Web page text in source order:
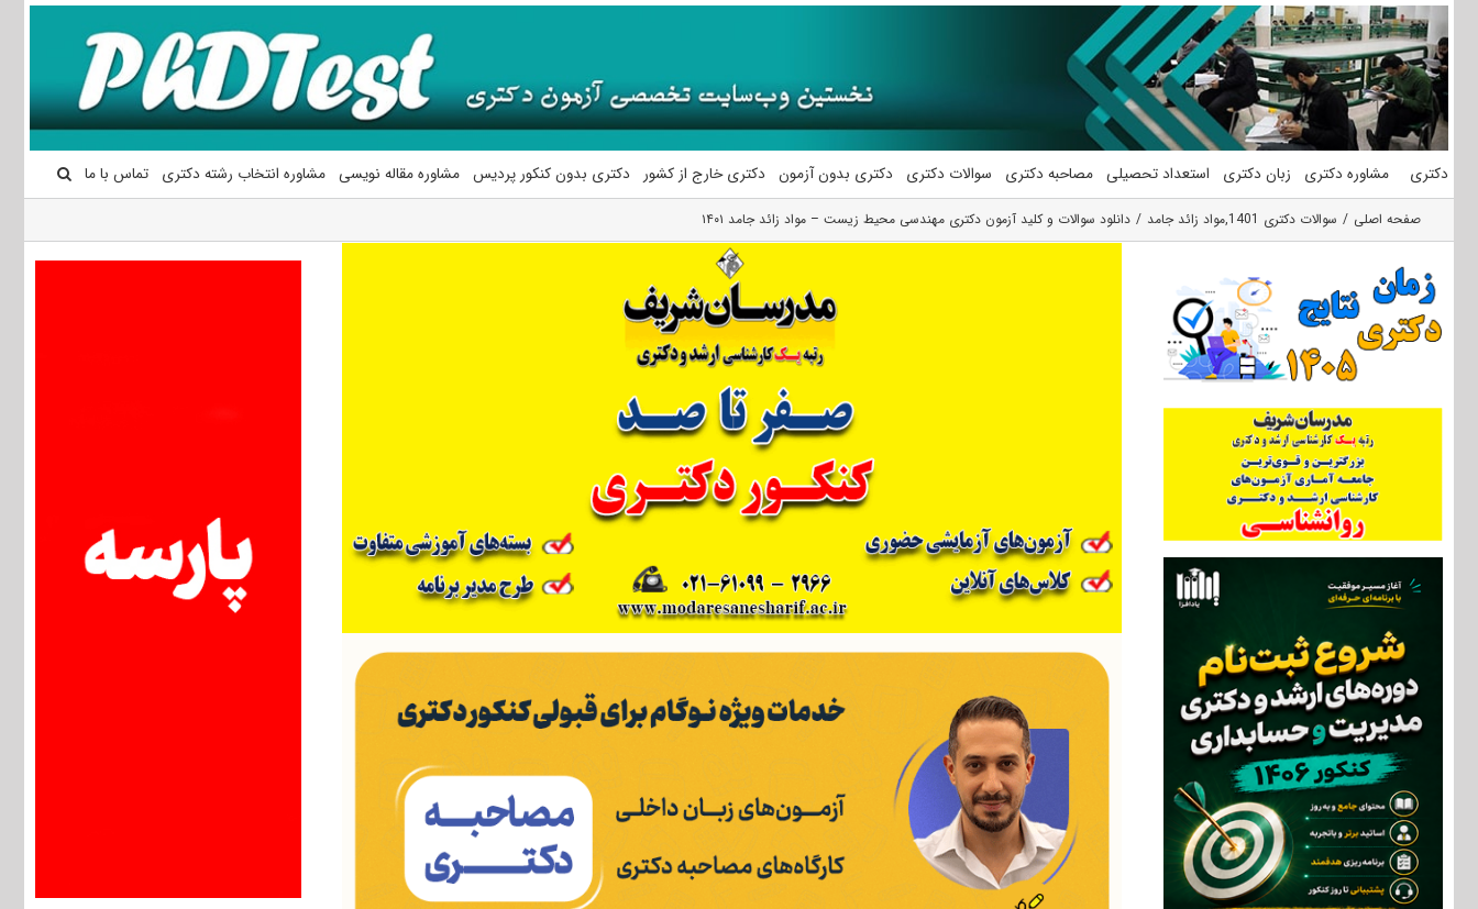
محتوا
دکتری مشاوره دکتری زبان دکتری استعداد تحصیلی مصاحبه دکتری سوالات دکتری دکتری بدون آزمون دکتری خارج از کشور دکتری بدون کنکور پردیس مشاوره مقاله نویسی مشاوره انتخاب رشته دکتری تماس با ما
صفحه اصلی سوالات دکتری 1401 ,مواد زائد جامد دانلود سوالات و کلید آزمون دکتری مهندسی محیط‌ زیست – مواد زائد جامد ۱۴۰۱